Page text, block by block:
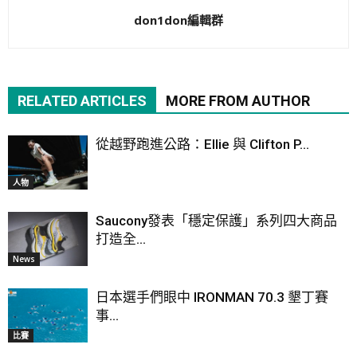
don1don編輯群
RELATED ARTICLES MORE FROM AUTHOR
人物
從越野跑進公路：Ellie 與 Clifton P...
News
Saucony發表「穩定保護」系列四大商品
打造全...
比賽
日本選手們眼中 IRONMAN 70.3 墾丁賽
事...